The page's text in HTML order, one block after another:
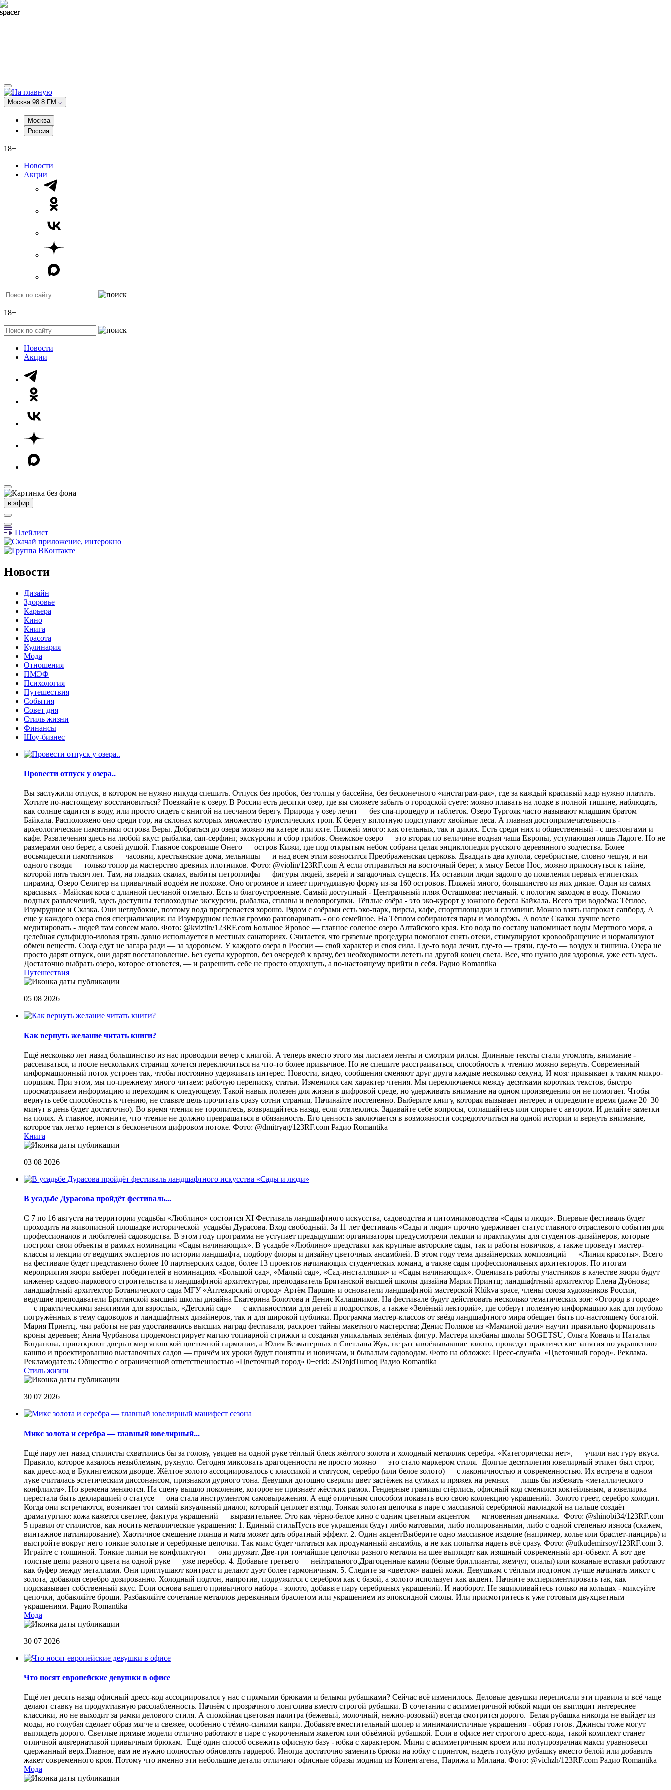
Москва 98.8 FM
Москва
Россия
18+
Новости
Акции
18+
Новости
Акции
в эфир
Плейлист
Новости
Дизайн
Здоровье
Карьера
Кино
Книга
Красота
Кулинария
Мода
Отношения
ПМЭФ
Психология
Путешествия
События
Совет дня
Стиль жизни
Финансы
Шоу-бизнес
Провести отпуск у озера..
Вы заслужили отпуск, в котором не нужно никуда спешить. Отпуск без пробок, без толпы у бассейна, без бесконечного «инстаграм-рая», где за каждый красивый кадр нужно платить.
Хотите по-настоящему восстановиться? Поезжайте к озеру. В России есть десятки озер, где вы сможете забыть о городской суете: можно плавать на лодке в полной тишине, наблюдать,
как солнце садится в воду, или просто сидеть с книгой на песчаном берегу. Природа у озер лечит — без спа-процедур и таблеток. Озеро Тургояк часто называют младшим братом
Байкала. Расположено оно среди гор, на склонах которых множество туристических троп. К берегу вплотную подступают хвойные леса. А главная достопримечательность -
археологические памятники острова Веры. Добраться до озера можно на катере или яхте. Пляжей много: как отельных, так и диких. Есть среди них и общественный - с шезлонгами и
кафе. Развлечения здесь на любой вкус: рыбалка, сап-серфинг, экскурсии и сбор грибов. Онежское озеро — это вторая по величине водная чаша Европы, уступающая лишь Ладоге. Но не
размерами оно берет, а своей душой. Главное сокровище Онего — остров Кижи, где под открытым небом собрана целая энциклопедия русского деревянного зодчества. Более
восьмидесяти памятников — часовни, крестьянские дома, мельницы — и над всем этим возносится Преображенская церковь. Двадцать два купола, серебристые, словно чешуя, и ни
одного гвоздя — только топор да мастерство древних плотников. Фото: @violin/123RF.com А если отправиться на восточный берег, к мысу Бесов Нос, можно прикоснуться к тайне,
которой пять тысяч лет. Там, на гладких скалах, выбиты петроглифы — фигуры людей, зверей и загадочных существ. Их оставили люди задолго до появления первых египетских
пирамид. Озеро Селигер на привычный водоём не похоже. Оно огромное и имеет причудливую форму из-за 160 островов. Пляжей много, большинство из них дикие. Один из самых
красивых - Майская коса с длинной песчаной отмелью. Есть и благоустроенные. Самый доступный - Центральный пляж Осташкова: песчаный, с пологим заходом в воду. Помимо
водных развлечений, здесь доступны теплоходные экскурсии, рыбалка, сплавы и велопрогулки. Тёплые озёра - это эко-курорт у южного берега Байкала. Всего три водоёма: Тёплое,
Изумрудное и Сказка. Они неглубокие, поэтому вода прогревается хорошо. Рядом с озёрами есть эко-парк, пирсы, кафе, спортплощадки и глэмпинг. Можно взять напрокат сапборд. А
еще у каждого озера своя специализация: на Изумрудном нельзя громко разговаривать - оно семейное. На Тёплом собираются пары и молодёжь. А возле Сказки лучше всего
медитировать - людей там совсем мало. Фото: @kviztln/123RF.com Большое Яровое — главное соленое озеро Алтайского края. Его вода по составу напоминает воды Мертвого моря, а
целебная сульфидно-иловая грязь давно используется в местных санаториях. Считается, что грязевые процедуры помогают снять отеки, стимулируют кровообращение и нормализуют
обмен веществ. Сюда едут не загара ради — за здоровьем. У каждого озера в России — свой характер и своя сила. Где-то вода лечит, где-то — грязи, где-то — воздух и тишина. Озера не
просто дарят отпуск, они дарят восстановление. Без суеты курортов, без очередей к врачу, без необходимости лететь на другой конец света. Все, что нужно для здоровья, уже есть здесь.
Достаточно выбрать озеро, которое отзовется, — и разрешить себе не просто отдохнуть, а по-настоящему прийти в себя. Радио Romantika
Путешествия
05 08 2026
Как вернуть желание читать книги?
Eщё несколько лет назад большинство из нас проводили вечер с книгой. А теперь вместо этого мы листаем ленты и смотрим рилсы. Длинные тексты стали утомлять, внимание -
рассеиваться, и после нескольких страниц хочется переключиться на что-то более привычное. Но не спешите расстраиваться, способность к чтению можно вернуть. Современный
информационный поток устроен так, чтобы постоянно удерживать интерес. Новости, видео, сообщения сменяют друг друга каждые несколько секунд. И мозг привыкает к таким микро-
порциям. При этом, мы по-прежнему много читаем: рабочую переписку, статьи. Изменился сам характер чтения. Мы переключаемся между десятками коротких текстов, быстро
просматриваем информацию и переходим к следующему. Такой навык полезен для жизни в цифровой среде, но удерживать внимание на одном произведении он не помогает. Чтобы
вернуть себе способность к чтению, не ставьте цель прочитать сразу сотни страниц. Начинайте постепенно. Выберите книгу, которая вызывает интерес и определите время (даже 20–30
минут в день будет достаточно). Во время чтения не торопитесь, возвращайтесь назад, если отвлеклись. Задавайте себе вопросы, соглашайтесь или спорьте с автором. И делайте заметки
на полях. А главное, помните, что чтение не должно превращаться в обязанность. Его ценность заключается в возможности сосредоточиться на одной истории и вернуть внимание,
которое так легко теряется в бесконечном цифровом потоке. Фото: @dmitryag/123RF.com Радио Romantika
Книга
03 08 2026
В усадьбе Дурасова пройдёт фестиваль...
С 7 по 16 августа на территории усадьбы «Люблино» состоится XI Фестиваль ландшафтного искусства, садоводства и питомниководства «Сады и люди». Впервые фестиваль будет
проходить на живописной площадке исторической усадьбы Дурасова. Вход свободный. За 11 лет фестиваль «Сады и люди» прочно удерживает статус главного отраслевого события для
профессионалов и любителей садоводства. В этом году программа не уступает предыдущим: организаторы предусмотрели лекции и практикумы для студентов-дизайнеров, которые
построят свои объекты в рамках номинации «Сады начинающих». В усадьбе «Люблино» представят как крупные авторские сады, так и работы новичков, а также проведут мастер-
классы и лекции от ведущих экспертов по истории ландшафта, подбору флоры и дизайну цветочных ансамблей. В этом году тема дизайнерских композиций — «Линия красоты». Всего
на фестивале будет представлено более 10 партнерских садов, более 13 проектов начинающих студенческих команд, а также сады профессиональных архитекторов. По итогам
мероприятия жюри выберет победителей в номинациях «Большой сад», «Малый сад», «Сад-инсталляция» и «Сады начинающих». Оценивать работы участников в качестве жюри будут
инженер садово-паркового строительства и ландшафтной архитектуры, преподаватель Британской высшей школы дизайна Мария Принтц; ландшафтный архитектор Елена Дубнова;
ландшафтный архитектор Ботанического сада МГУ «Аптекарский огород» Артём Паршин и основатели ландшафтной мастерской Klükva space, члены союза художников России,
ведущие преподаватели Британской высшей школы дизайна Екатерина Болотова и Денис Калашников. На фестивале будут действовать несколько тематических зон: «Огород в городе»
— с практическими занятиями для взрослых, «Детский сад» — с активностями для детей и подростков, а также «Зелёный лекторий», где соберут полезную информацию как для глубоко
погружённых в тему садоводов и ландшафтных дизайнеров, так и для широкой публики. Программа мастер-классов от звёзд ландшафтного мира обещает быть по-настоящему богатой.
Мария Принтц, чьи работы не раз удостаивались высших наград фестиваля, раскроет тайны макетного мастерства; Денис Поляков из «Маминой дачи» научит правильно формировать
кроны деревьев; Анна Чурбанова продемонстрирует магию топиарной стрижки и создания уникальных зелёных фигур. Мастера икэбаны школы SOGETSU, Ольга Коваль и Наталья
Богданова, приоткроют дверь в мир японской цветочной гармонии, а Юлия Безматерных и Светлана Жук, не раз завоёвывавшие золото, проведут практические занятия по украшению
кашпо и проектированию выставочных садов — причём их уроки будут понятны и новичкам, и бывалым садоводам. Фото на обложке: Пресс-служба «Цветочный город». Реклама.
Рекламодатель: Общество с ограниченной ответственностью «Цветочный город» 0+erid: 2SDnjdTumoq Радио Romantika
Стиль жизни
30 07 2026
Микс золота и серебра — главный ювелирный...
Ещё пару лет назад стилисты схватились бы за голову, увидев на одной руке тёплый блеск жёлтого золота и холодный металлик серебра. «Категорически нет», — учили нас гуру вкуса.
Правило, которое казалось незыблемым, рухнуло. Сегодня миксовать драгоценности не просто можно — это стало маркером стиля. Долгие десятилетия ювелирный этикет был строг,
как дресс-код в Букингемском дворце. Жёлтое золото ассоциировалось с классикой и статусом, серебро (или белое золото) — с лаконичностью и современностью. Их встреча в одном
луке считалась эстетическим диссонансом, признаком дурного тона. Девушки дотошно сверяли цвет застёжек на сумках и пряжек на ремнях — лишь бы избежать «металлического
конфликта». Но времена меняются. На сцену вышло поколение, которое не признаёт жёстких рамок. Гендерные границы стёрлись, офисный код сменился коктейльным, а ювелирка
перестала быть декларацией о статусе — она стала инструментом самовыражения. А ещё отличным способом показать всю свою коллекцию украшений. Золото греет, серебро холодит.
Когда они встречаются, возникает тот самый визуальный диалог, который цепляет взгляд. Тонкая золотая цепочка в паре с массивной серебряной накладкой на пальце создаёт
драматургию: кожа кажется светлее, фактура украшений — выразительнее. Это как чёрно-белое кино с одним цветным акцентом — мгновенная динамика. Фото: @shinobi34/123RF.com
5 правил от стилистов, как носить металлические украшения: 1. Единый стильПусть все украшения будут либо матовыми, либо полированными, либо с одной степенью износа (скажем,
винтажное патинирование). Хаотичное смешение глянца и мата может дать обратный эффект. 2. Один акцентВыберите одно массивное изделие (например, колье или браслет-панцирь) и
выстройте вокруг него тонкие золотые и серебряные цепочки. Так микс будет читаться как продуманный ансамбль, а не как попытка надеть всё сразу. Фото: @utkudemirsoy/123RF.com 3.
Играйте с толщиной. Тонкие линии не конфликтуют — они дружат. Две-три тончайшие цепочки разного металла на шее выглядят как изящный современный арт-объект. А вот две
толстые цепи разного цвета на одной руке — уже перебор. 4. Добавьте третьего — нейтрального.Драгоценные камни (белые бриллианты, жемчуг, опалы) или кожаные вставки работают
как буфер между металлами. Они приглушают контраст и делают дуэт более гармоничным. 5. Следите за «цветом» вашей кожи. Девушкам с тёплым подтоном лучше начинать микст с
золота, добавляя серебро дозированно. Холодный подтон, напротив, подружится с серебром как с базой, а золото использует как акцент. Начните экспериментировать так, как
подсказывает собственный вкус. Если основа вашего привычного набора - золото, добавьте пару серебряных украшений. И наоборот. Не зацикливайтесь только на кольцах - миксуйте
цепочки, добавляйте броши. Разбавляйте сочетание металлов деревянным браслетом или украшением из эпоксидной смолы. Или присмотритесь к уже готовым двухцветным
украшениям. Радио Romantika
Мода
30 07 2026
Что носят европейские девушки в офисе
Ещё лет десять назад офисный дресс-код ассоциировался у нас с прямыми брюками и белыми рубашками? Сейчас всё изменилось. Деловые девушки переписали эти правила и всё чаще
делают ставку на продуктивную расслабленность. Начнём с прозрачного лонгслива вместо строгой рубашки. В сочетании с асимметричной юбкой миди он выглядит интереснее
классики, но не выходит за рамки делового стиля. А спокойная цветовая палитра (бежевый, молочный, нежно-розовый) всегда смотрится дорого. Белая рубашка никогда не выйдет из
моды, но голубая сделает образ мягче и свежее, особенно с тёмно-синими капри. Добавьте вместительный шопер и минималистичные украшения - образ готов. Джинсы тоже могут
выглядеть дорого. Светлые прямые модели отлично работают в паре с укороченным жакетом или объёмной рубашкой. Если в офисе нет строгого дресс-кода, такой комплект станет
отличной альтернативой привычным брюкам. Ещё один способ освежить офисную базу - юбка с характером. Мини с асимметричным кроем или полупрозрачная макси уравновесят
сдержанный верх.Главное, вам не нужно полностью обновлять гардероб. Иногда достаточно заменить брюки на юбку с принтом, надеть голубую рубашку вместо белой или добавить
жакет современного кроя. Потому что именно эти небольшие детали отличают офисные образы модниц из Копенгагена, Парижа и Милана. Фото: @vichzh/123RF.com Радио Romantika
Мода